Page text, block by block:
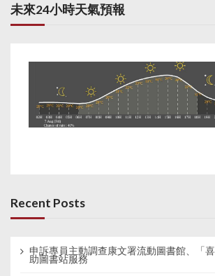
未來24小時天氣預報
Recent Posts
申訴專員主動調查康文署流動圖書館、「
助圖書站服務